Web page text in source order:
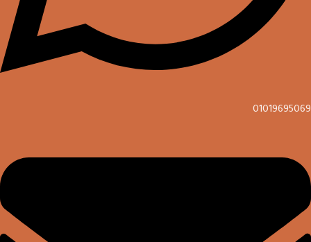
01019695069